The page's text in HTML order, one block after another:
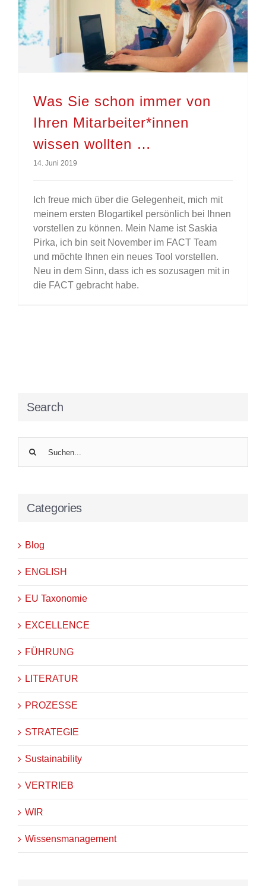
Was Sie schon immer von
Ihren Mitarbeiter*innen
wissen wollten …
14. Juni 2019
Ich freue mich über die Gelegenheit, mich mit
meinem ersten Blogartikel persönlich bei Ihnen
vorstellen zu können. Mein Name ist Saskia
Pirka, ich bin seit November im FACT Team
und möchte Ihnen ein neues Tool vorstellen.
Neu in dem Sinn, dass ich es sozusagen mit in
die FACT gebracht habe.
Search
nach:
Categories
Blog
ENGLISH
EU Taxonomie
EXCELLENCE
FÜHRUNG
LITERATUR
PROZESSE
STRATEGIE
Sustainability
VERTRIEB
WIR
Wissensmanagement